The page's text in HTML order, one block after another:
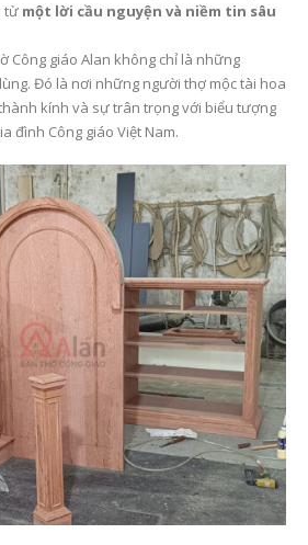
từ một lời cầu nguyện và niềm tin sâu
Công giáo Alan không chỉ là những
Đó là nơi những người thợ mộc tài hoa
kính và sự trân trọng với biểu tượng
đình Công giáo Việt Nam.
Trong
–
Tin Và
Gia
–
Tin Và
Gia
Đời
Giáo: Ý
Bị Và
Ngày
bàn
đại –
Năm Thánh 2025 và
mở đời sống cầu
trong mỗi gia đình
giáo
23 Tháng 6, 2026
Người Công giáo và
tôn kính tổ tiên – Sự
gỡ giữa đức tin và đạo
hiếu Việt Nam
23 Tháng 6, 2026
Bàn thờ Công giáo
trong gia đình –
gian thiêng liêng
dưỡng đời sống đức
23 Tháng 6, 2026
Bàn thờ Công giáo gỗ
đẹp Alan, lựa chọn
nghiêm cho gia đình
hiện đại
26 Tháng 5, 2026